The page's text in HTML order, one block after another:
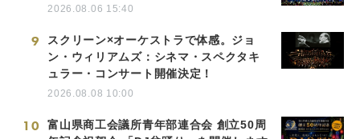
2026.08.06 15:40
9
スクリーン×オーケストラで体感。ジョ
ン・ウィリアムズ：シネマ・スペクタキ
ュラー・コンサート開催決定！
2026.08.08 10:00
10
富山県商工会議所青年部連合会 創立50周